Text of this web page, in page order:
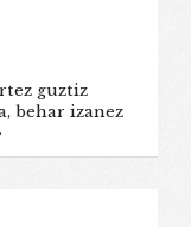
guztiz
behar izanez